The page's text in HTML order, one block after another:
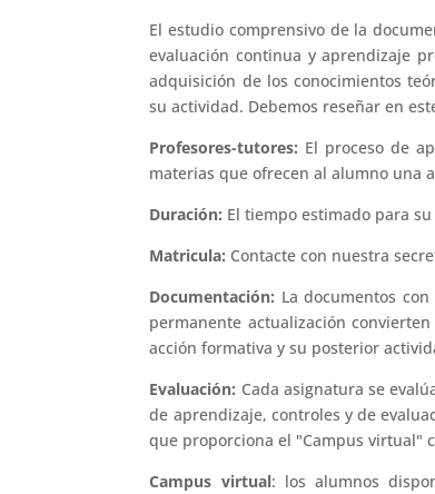
El estudio comprensivo de la
evaluación continua y aprendizaje
adquisición de los conocimientos
su actividad. Debemos reseñar en
Profesores-tutores: El proceso de
materias que ofrecen al alumno una
Duración: El tiempo estimado para
Matricula: Contacte con nuestra
Documentación: La documentos
permanente actualización
acción formativa y su posterior
Evaluación: Cada asignatura se
de aprendizaje, controles y de
que proporciona el "Campus virtual"
Campus virtual: los alumnos